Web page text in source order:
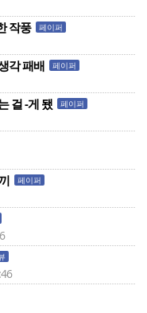
작풍 페이퍼
각 패배 페이퍼
걸 -게 됐 페이퍼
페이퍼